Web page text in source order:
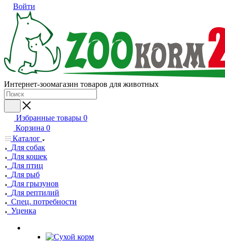
Войти
Интернет-зоомагазин товаров для животных
Избранные товары 0
Корзина 0
Каталог
Для собак
Для кошек
Для птиц
Для рыб
Для грызунов
Для рептилий
Спец. потребности
Уценка